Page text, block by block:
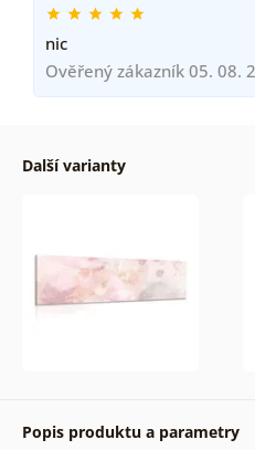
nic
Ověřený zákazník 05. 08.
Další varianty
Popis produktu a parametry